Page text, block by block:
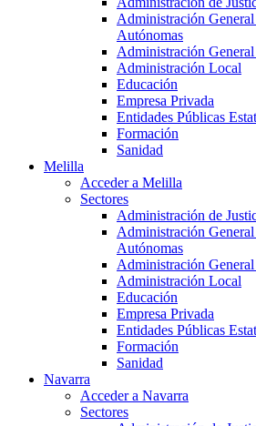
Administración
Autónomas
Administración
Administración Local
Educación
Empresa Privada
Entidades Públicas
Formación
Sanidad
Melilla
Acceder a Melilla
Sectores
Administración de
Administración
Autónomas
Administración
Administración Local
Educación
Empresa Privada
Entidades Públicas
Formación
Sanidad
Navarra
Acceder a Navarra
Sectores